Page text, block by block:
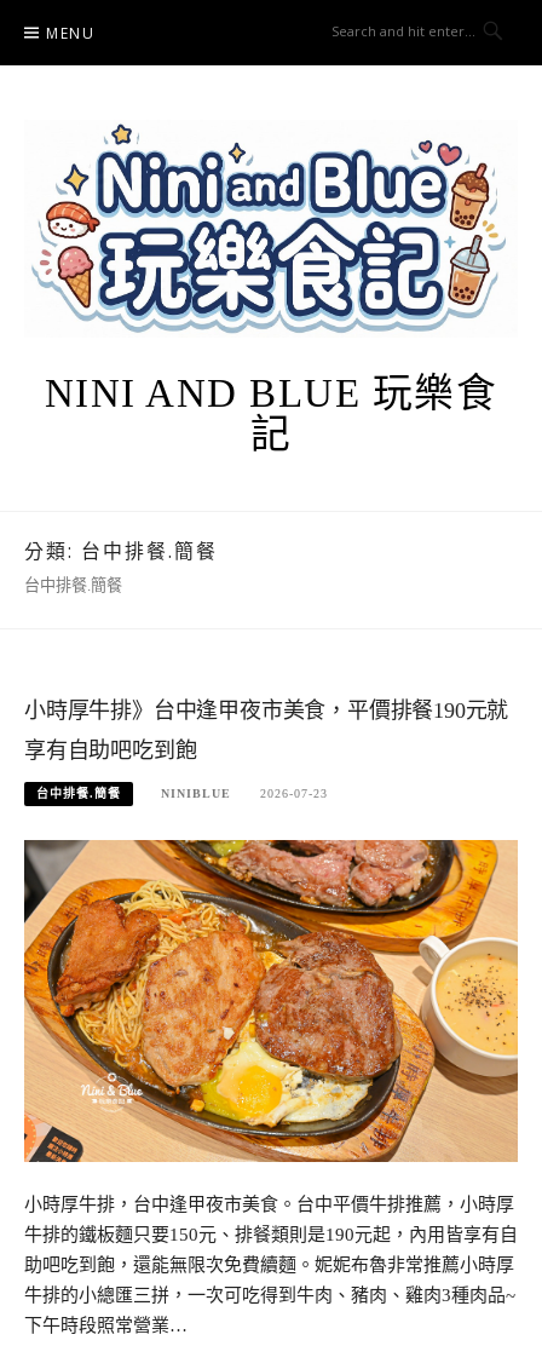
content
MENU
NINI AND BLUE 玩樂食
記
分類: 台中排餐.簡餐
台中排餐.簡餐
小時厚牛排》台中逢甲夜市美食，平價排餐190元就
享有自助吧吃到飽
台中排餐.簡餐 NINIBLUE 2026-07-23
小時厚牛排，台中逢甲夜市美食。台中平價牛排推薦，小時厚
牛排的鐵板麵只要150元、排餐類則是190元起，內用皆享有自
助吧吃到飽，還能無限次免費續麵。妮妮布魯非常推薦小時厚
牛排的小總匯三拼，一次可吃得到牛肉、豬肉、雞肉3種肉品~
下午時段照常營業…